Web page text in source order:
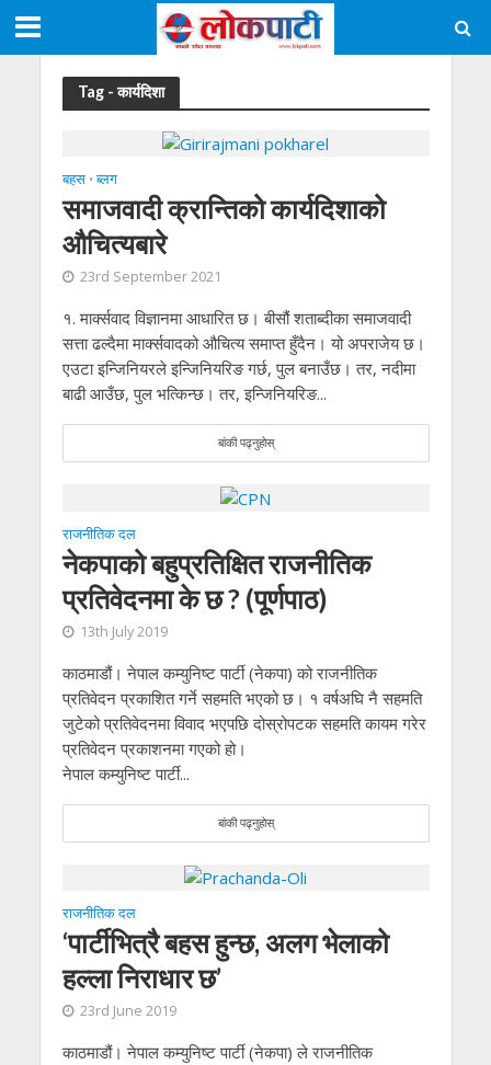
Tag - कार्यदिशा
बहस • ब्लग
समाजवादी क्रान्तिको कार्यदिशाको
औचित्यबारे
23rd September 2021
१. मार्क्सवाद विज्ञानमा आधारित छ। बीसौं शताब्दीका समाजवादी
सत्ता ढल्दैमा मार्क्सवादको औचित्य समाप्त हुँदैन। यो अपराजेय छ।
एउटा इन्जिनियरले इन्जिनियरिङ गर्छ, पुल बनाउँछ। तर, नदीमा
बाढी आउँछ, पुल भत्किन्छ। तर, इन्जिनियरिङ...
बांकी पढ्नुहोस्
राजनीतिक दल
नेकपाको बहुप्रतिक्षित राजनीतिक
प्रतिवेदनमा के छ ? (पूर्णपाठ)
13th July 2019
काठमाडौं। नेपाल कम्युनिष्ट पार्टी (नेकपा) को राजनीतिक
प्रतिवेदन प्रकाशित गर्ने सहमति भएको छ। १ वर्षअघि नै सहमति
जुटेको प्रतिवेदनमा विवाद भएपछि दोस्रोपटक सहमति कायम गरेर
प्रतिवेदन प्रकाशनमा गएको हो।
नेपाल कम्युनिष्ट पार्टी...
बांकी पढ्नुहोस्
राजनीतिक दल
‘पार्टीभित्रै बहस हुन्छ, अलग भेलाको
हल्ला निराधार छ’
23rd June 2019
काठमाडौं। नेपाल कम्युनिष्ट पार्टी (नेकपा) ले राजनीतिक